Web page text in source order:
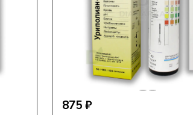
875 ₽